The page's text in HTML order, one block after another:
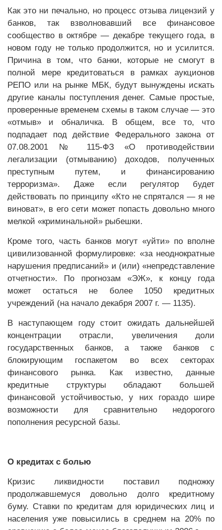
Как это ни печально, но процесс отзыва лицензий у
банков, так взволновавший все финансовое
сообщество в октябре — декабре текущего года, в
новом году не только продолжится, но и усилится.
Причина в том, что банки, которые не смогут в
полной мере кредитоваться в рамках аукционов
РЕПО или на рынке МБК, будут вынуждены искать
другие каналы поступления денег. Самые простые,
проверенные временем схемы в таком случае — это
«отмыв» и обналичка. В общем, все то, что
подпадает под действие Федерального закона от
07.08.2001 № 115-ФЗ «О противодействии
легализации (отмыванию) доходов, полученных
преступным путем, и финансированию
терроризма». Даже если регулятор будет
действовать по принципу «Кто не спрятался — я не
виноват», в его сети может попасть довольно много
мелкой «криминальной» рыбешки.
Кроме того, часть банков могут «уйти» по вполне
цивилизованной формулировке: «за неоднократные
нарушения предписаний» и (или) «непредставление
отчетности». По прогнозам «ЭЖ», к концу года
может остаться не более 1050 кредитных
учреждений (на начало декабря 2007 г. — 1135).
В наступающем году стоит ожидать дальнейшей
концентрации отрасли, увеличения доли
государственных банков, а также банков с
блокирующим госпакетом во всех секторах
финансового рынка. Как известно, данные
кредитные структуры обладают большей
финансовой устойчивостью, у них гораздо шире
возможности для сравнительно недорогого
пополнения ресурсной базы.
О кредитах с болью
Кризис ликвидности поставил подножку
продолжавшемуся довольно долго кредитному
буму. Ставки по кредитам для юридических лиц и
населения уже повысились в среднем на 20% по